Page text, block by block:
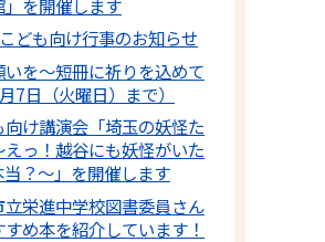
」を開催します
ども向け行事のお知らせ
いを～短冊に祈りを込めて
7日（火曜日）まで）
向け講演会「埼玉の妖怪た
っ！越谷にも妖怪がいた
当？～」を開催します
立栄進中学校図書委員さん
すめ本を紹介しています！